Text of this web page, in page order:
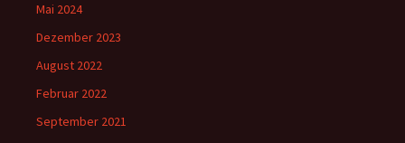
Mai 2024
Dezember 2023
August 2022
Februar 2022
September 2021